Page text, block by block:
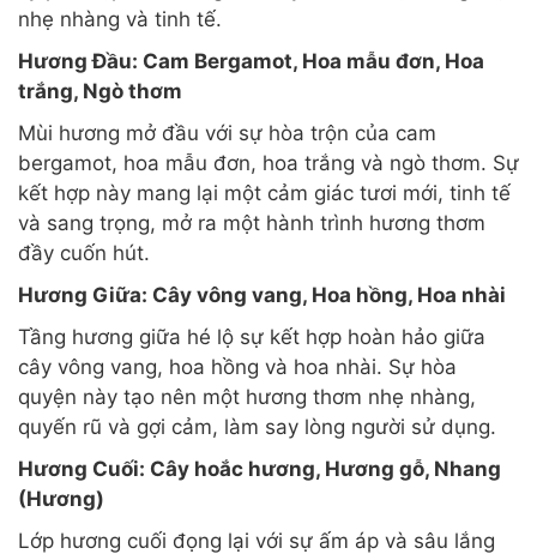
nhẹ nhàng và tinh tế.
Hương Đầu: Cam Bergamot, Hoa mẫu đơn, Hoa
trắng, Ngò thơm
Mùi hương mở đầu với sự hòa trộn của cam
bergamot, hoa mẫu đơn, hoa trắng và ngò thơm. Sự
kết hợp này mang lại một cảm giác tươi mới, tinh tế
và sang trọng, mở ra một hành trình hương thơm
đầy cuốn hút.
Hương Giữa: Cây vông vang, Hoa hồng, Hoa nhài
Tầng hương giữa hé lộ sự kết hợp hoàn hảo giữa
cây vông vang, hoa hồng và hoa nhài. Sự hòa
quyện này tạo nên một hương thơm nhẹ nhàng,
quyến rũ và gợi cảm, làm say lòng người sử dụng.
Hương Cuối: Cây hoắc hương, Hương gỗ, Nhang
(Hương)
Lớp hương cuối đọng lại với sự ấm áp và sâu lắng